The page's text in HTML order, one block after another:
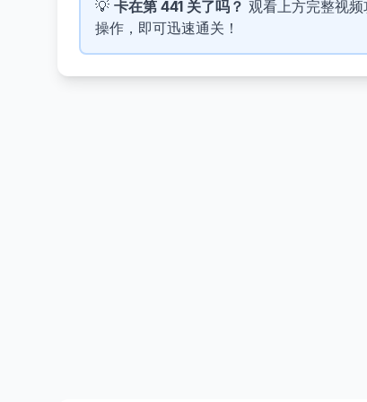
💡 卡在第 441 关了吗？ 观看上方完整视
操作，即可迅速通关！